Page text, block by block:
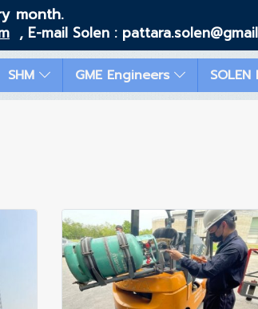
month.
, E-mail Solen :
SHM GME Engineers